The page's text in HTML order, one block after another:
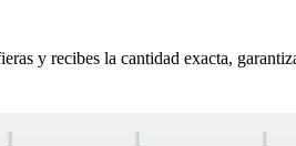
y recibes la cantidad exacta,